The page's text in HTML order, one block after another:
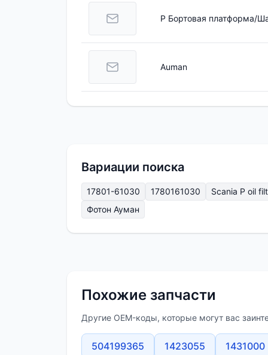
P Бортовая платформа/
Auman
Вариации поиска
17801-61030 1780161030 Scania P oil
Фотон Ауман
Похожие запчасти
Другие OEM-коды, которые могут вас
504199365 1423055 1431000